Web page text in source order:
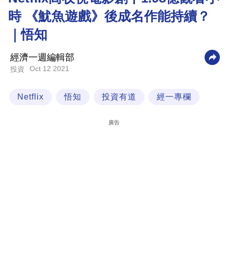
商
科
技
場
時 《魷魚遊戲》後成名作能持續？
｜悟知
經濟一週編輯部
投資 Oct 12 2021
Netflix 悟知 投資有道 經一專欄
廣告